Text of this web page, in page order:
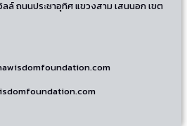
ลล์ ถนนประชาอุทิศ แขวงสาม เสนนอก เขต